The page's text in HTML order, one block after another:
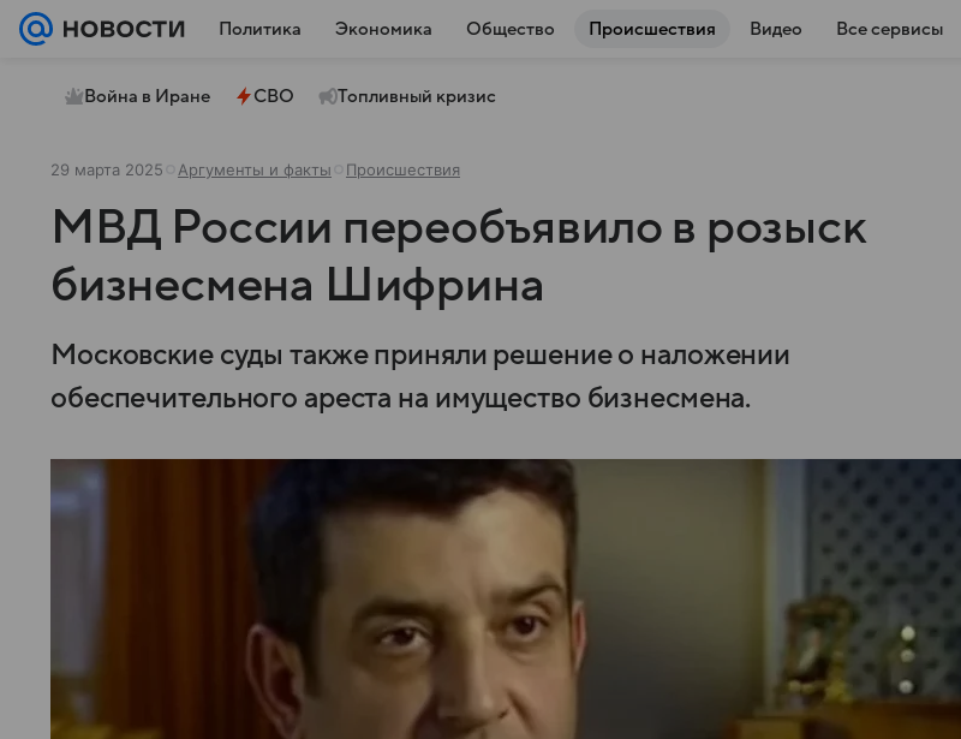
Политика Экономика Общество Происшествия Видео Все сервисы
Война в Иране СВО Топливный кризис
29 марта 2025 Аргументы и факты Происшествия
МВД России переобъявило в розыск
бизнесмена Шифрина
Московские суды также приняли решение о наложении
обеспечительного ареста на имущество бизнесмена.